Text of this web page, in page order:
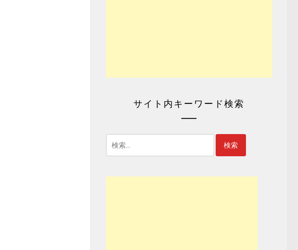
サイト内キーワード検索
検
索: